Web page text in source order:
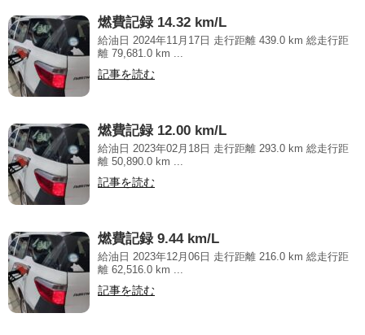
燃費記録 14.32 km/L
給油日 2024年11月17日 走行距離 439.0 km 総走行距
離 79,681.0 km ...
記事を読む
燃費記録 12.00 km/L
給油日 2023年02月18日 走行距離 293.0 km 総走行距
離 50,890.0 km ...
記事を読む
燃費記録 9.44 km/L
給油日 2023年12月06日 走行距離 216.0 km 総走行距
離 62,516.0 km ...
記事を読む